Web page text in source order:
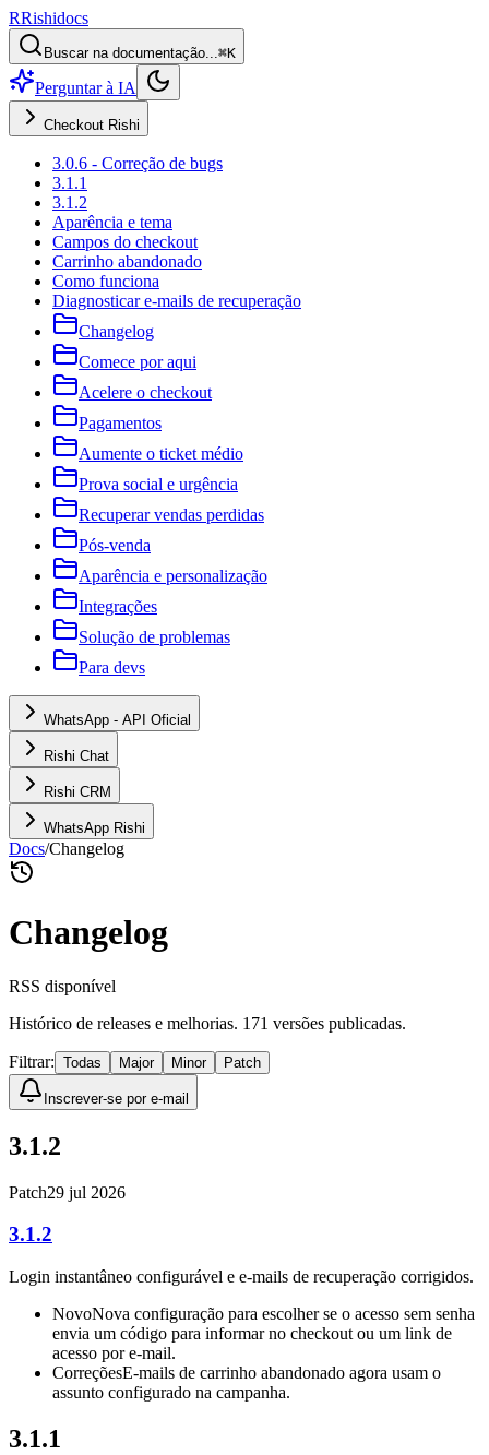
RRishidocs
Buscar na documentação...⌘K
Perguntar à IA
Checkout Rishi
3.0.6 - Correção de bugs
3.1.1
3.1.2
Aparência e tema
Campos do checkout
Carrinho abandonado
Como funciona
Diagnosticar e-mails de recuperação
Changelog
Comece por aqui
Acelere o checkout
Pagamentos
Aumente o ticket médio
Prova social e urgência
Recuperar vendas perdidas
Pós-venda
Aparência e personalização
Integrações
Solução de problemas
Para devs
WhatsApp - API Oficial
Rishi Chat
Rishi CRM
WhatsApp Rishi
Docs/Changelog
Changelog
RSS disponível
Histórico de releases e melhorias. 171 versões publicadas.
Filtrar: Todas Major Minor Patch
Inscrever-se por e-mail
3.1.2
Patch29 jul 2026
3.1.2
Login instantâneo configurável e e-mails de recuperação corrigidos.
NovoNova configuração para escolher se o acesso sem senha
envia um código para informar no checkout ou um link de
acesso por e-mail.
CorreçõesE-mails de carrinho abandonado agora usam o
assunto configurado na campanha.
3.1.1